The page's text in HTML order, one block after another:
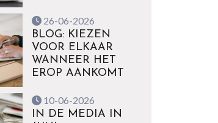
26-06-2026
BLOG: KIEZEN
VOOR ELKAAR
WANNEER HET
EROP AANKOMT
10-06-2026
IN DE MEDIA IN